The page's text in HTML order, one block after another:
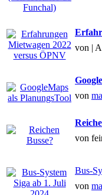
von |
von
von
Bus-
von